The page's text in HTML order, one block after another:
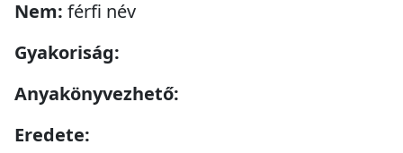
Nem: férfi név
Gyakoriság:
Anyakönyvezhető:
Eredete: